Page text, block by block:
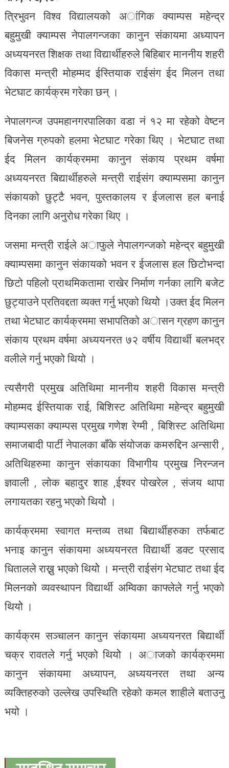
त्रिभुवन विश्व विद्यालयको अांगिक क्याम्पस महेन्द्र
बहुमुखी क्याम्पस नेपालगन्जका कानुन संकायमा अध्यापन
अध्ययनरत शिक्षक तथा विद्यार्थीहरुले बिहिबार माननीय शहरी
विकास मन्त्री मोहम्मद ईस्तियाक राईसंग ईद मिलन तथा
भेटघाट कार्यक्रम गरेका छन् ।
नेपालगन्ज उपमहानगरपालिका वडा नं १२ मा रहेको वेष्टन
बिजनेस ग्रुपको हलमा भेटघाट गरेका थिए । भेटघाट तथा
ईद मिलन कार्यक्रममा कानुन संकाय प्रथम वर्षमा
अध्ययनरत बिद्यार्थीहरुले मन्त्री राईसंग क्याम्पसमा कानुन
संकायको छुट्टै भवन, पुस्तकालय र ईजलास हल बनाई
दिनका लागि अनुरोध गरेका थिए ।
जसमा मन्त्री राईले अाफुले नेपालगन्जको महेन्द्र बहुमुखी
क्याम्पसमा कानुन संकायको भवन र ईजलास हल छिटोभन्दा
छिटो पहिलो प्राथमिकतामा राखेर निर्माण गर्नका लागि बजेट
छुट्याउने प्रतिवद्दता व्यक्त गर्नु भएको थियोे ।उक्त ईद मिलन
तथा भेटघाट कार्यक्रममा सभापतिको अासन ग्रहण कानुन
संकाय प्रथम वर्षमा अध्ययनरत ७२ वर्षीय विद्यार्थी बलभद्र
वलीले गर्नु भएको थियो ।
त्यसैगरी प्रमुख अतिथिमा माननीय शहरी विकास मन्त्री
मोहम्मद ईस्तियाक राई, बिशिस्ट अतिथिमा महेन्द्र बहुमुखी
क्याम्पसका क्याम्पस प्रमुख गणेश रेग्मी , बिशिस्ट अतिथिमा
समाजबादी पार्टी नेपालका बाँके संयोजक कमरुद्दिन अन्सारी ,
अतिथिहरुमा कानुन संकायका विभागीय प्रमुख निरन्जन
ज्ञवाली , लोक बहादुर शाह ,ईश्वर पोखरेल , संजय थापा
लगायतका रहनु भएको थियोे ।
कार्यक्रममा स्वागत मन्तव्य तथा बिद्यार्थीहरुका तर्फबाट
भनाइ कानुन संकायमा अध्ययनरत विद्यार्थी डक्ट प्रसाद
धितालले राख्नु भएको थियोे । मन्त्री राईसंग भेटघाट तथा ईद
मिलनको व्यवस्थापन विद्यार्थी अम्विका काफ्लेले गर्नु भएको
थियोे ।
कार्यक्रम सञ्चालन कानुन संकायमा अध्ययनरत बिद्यार्थी
चक्र रावतले गर्नु भएको थियोे । अाजको कार्यक्रममा
कानुन संकायमा अध्यापन, अध्ययनरत तथा अन्य
व्यक्तिहरुको उल्लेख उपस्थिति रहेको कमल शाहीले बताउनु
भयो ।